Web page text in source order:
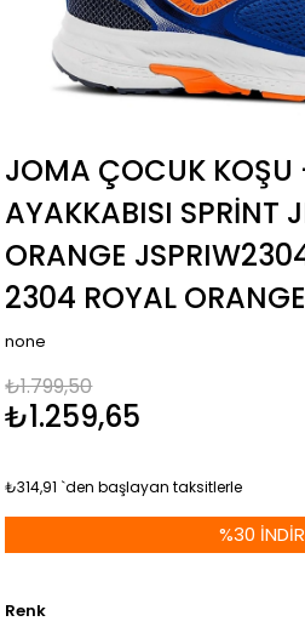
JOMA ÇOCUK KOŞU
AYAKKABISI SPRINT
ORANGE
2304 ROYAL ORANGE
none
₺1.799,50
₺1.259,65
₺314,91 `den başlayan taksitlerle
%30
Renk